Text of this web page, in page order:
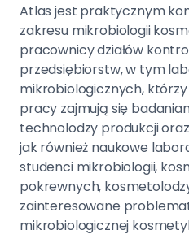
Atlas jest praktycznym
zakresu mikrobiologii
pracownicy działów
przedsiębiorstw, w tym
mikrobiologicznych,
pracy zajmują się
technolodzy produkcji
jak również naukowe
studenci mikrobiologii,
pokrewnych,
zainteresowane
mikrobiologicznej